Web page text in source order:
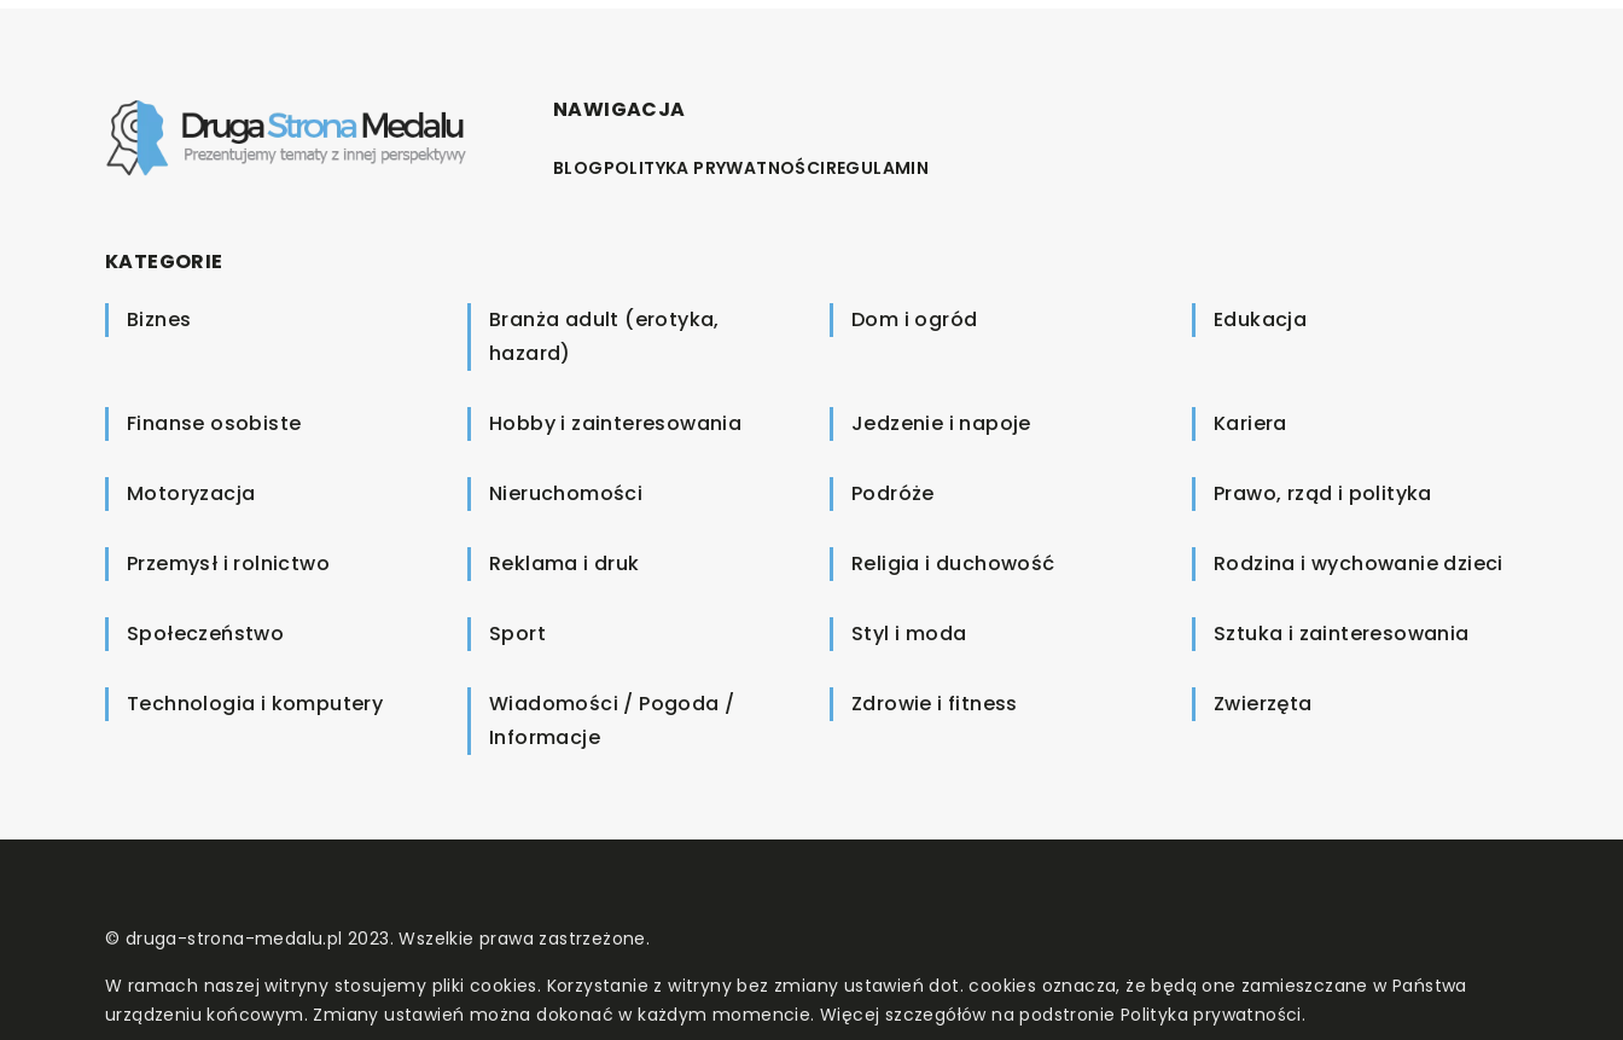
NAWIGACJA
BLOGPOLITYKA PRYWATNOŚCIREGULAMIN
KATEGORIE
Biznes
Branża adult (erotyka,
hazard)
Dom i ogród Edukacja
Finanse osobiste Hobby i zainteresowania Jedzenie i napoje Kariera
Motoryzacja Nieruchomości Podróże Prawo, rząd i polityka
Przemysł i rolnictwo Reklama i druk Religia i duchowość Rodzina i wychowanie dzieci
Społeczeństwo Sport Styl i moda Sztuka i zainteresowania
Technologia i komputery
Wiadomości / Pogoda /
Informacje
Zdrowie i fitness Zwierzęta
© druga-strona-medalu.pl 2023. Wszelkie prawa zastrzeżone.
W ramach naszej witryny stosujemy pliki cookies. Korzystanie z witryny bez zmiany ustawień dot. cookies oznacza, że będą one zamieszczane w Państwa
urządzeniu końcowym. Zmiany ustawień można dokonać w każdym momencie. Więcej szczegółów na podstronie Polityka prywatności.